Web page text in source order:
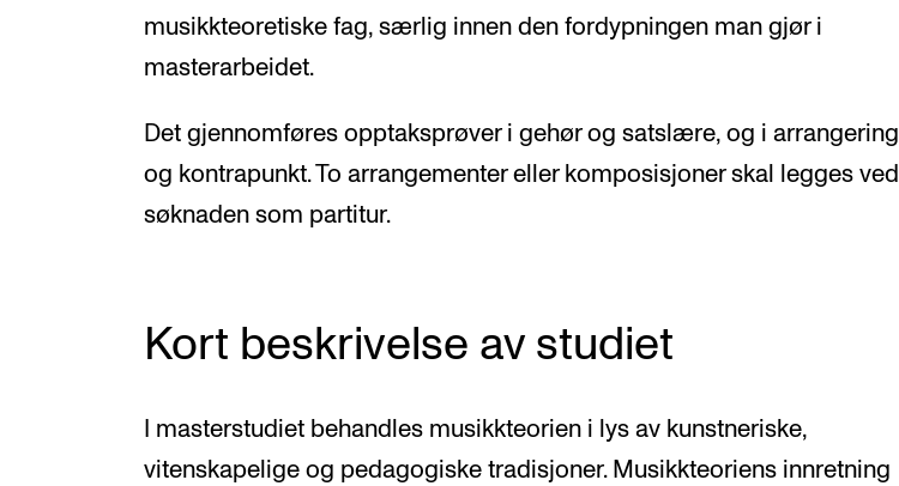
musikkteoretiske fag, særlig innen den fordypningen man gjør i
masterarbeidet.
Det gjennomføres opptaksprøver i gehør og satslære, og i arrangering
og kontrapunkt. To arrangementer eller komposisjoner skal legges ved
søknaden som partitur.
Kort beskrivelse av studiet
I masterstudiet behandles musikkteorien i lys av kunstneriske,
vitenskapelige og pedagogiske tradisjoner. Musikkteoriens innretning